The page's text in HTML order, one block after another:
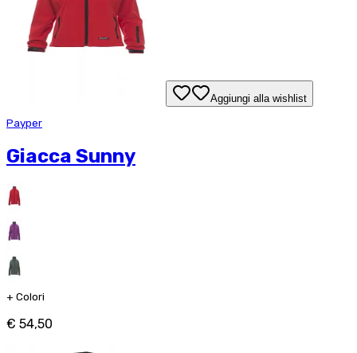
Aggiungi alla wishlist
Payper
Giacca Sunny
+ Colori
€ 54,50